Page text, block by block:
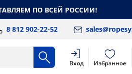
ПО ВСЕЙ РОССИИ!
8 812 902-22-52
Вход Избранное